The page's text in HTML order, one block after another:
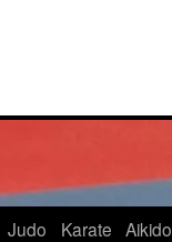
Judo Karate Aikido